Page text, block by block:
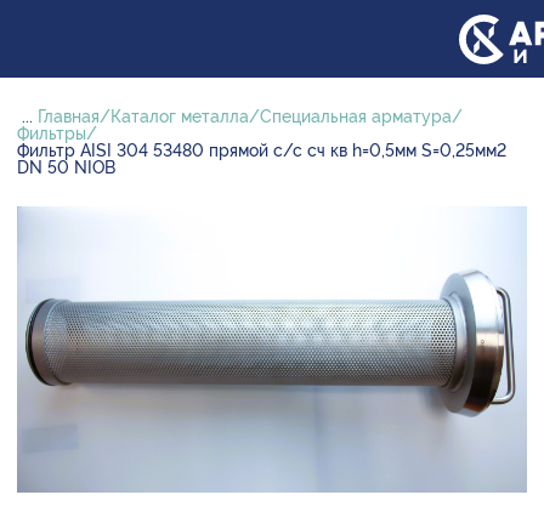
... Главная Каталог металла
Специальная арматура
Фильтры
Фильтр AISI 304 53480 прямой с/с сч кв h=0,5мм S=0,25мм2
DN 50 NIOB